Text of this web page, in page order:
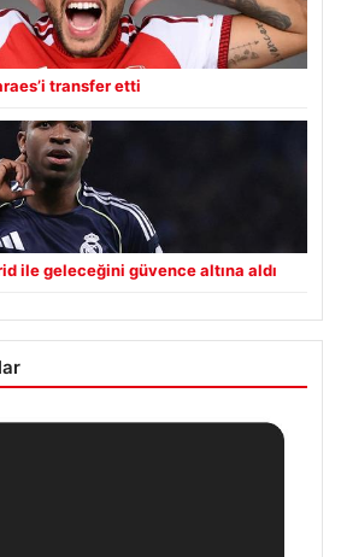
transfer etti
ile geleceğini güvence altına aldı